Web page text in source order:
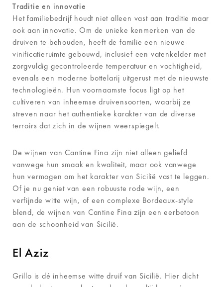
Traditie en innovatie
Het familiebedrijf houdt niet alleen vast aan traditie maar
ook aan innovatie. Om de unieke kenmerken van de
druiven te behouden, heeft de familie een nieuwe
vinificatieruimte gebouwd, inclusief een vatenkelder met
zorgvuldig gecontroleerde temperatuur en vochtigheid,
evenals een moderne bottelarij uitgerust met de nieuwste
technologieën. Hun voornaamste focus ligt op het
cultiveren van inheemse druivensoorten, waarbij ze
streven naar het authentieke karakter van de diverse
terroirs dat zich in de wijnen weerspiegelt.
De wijnen van Cantine Fina zijn niet alleen geliefd
vanwege hun smaak en kwaliteit, maar ook vanwege
hun vermogen om het karakter van Sicilië vast te leggen.
Of je nu geniet van een robuuste rode wijn, een
verfijnde witte wijn, of een complexe Bordeaux-style
blend, de wijnen van Cantine Fina zijn een eerbetoon
aan de schoonheid van Sicilië.
El Aziz
Grillo is dé inheemse witte druif van Sicilië. Hier dicht